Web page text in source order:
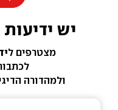
יש
מצטרפים ל
ולמהדורה